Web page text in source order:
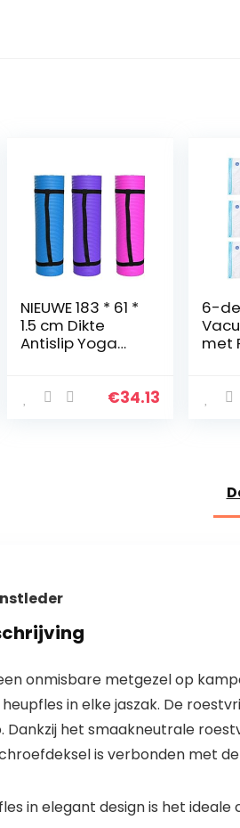
NIEUWE 183 * 61 *
1.5 cm Dikte
Antislip Yoga
Matten
€34.13
6-
met
aars
onmisbare metgezel op
in elke jaszak. De
Dankzij het smaakneutrale
is verbonden met
in elegant design is het